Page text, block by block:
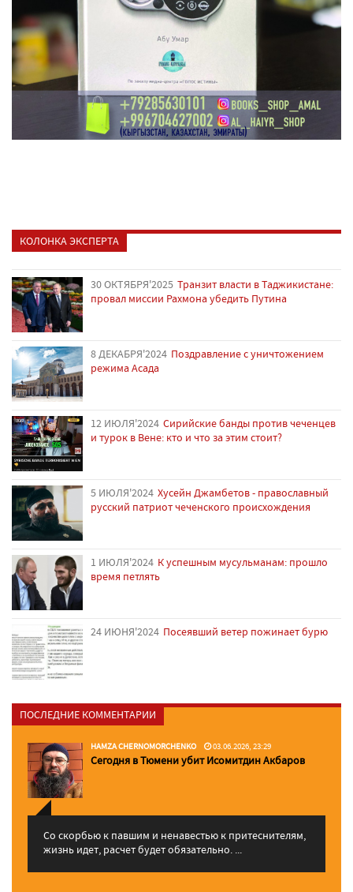
КОЛОНКА ЭКСПЕРТА
30 ОКТЯБРЯ'2025 Транзит власти в Таджикистане:
провал миссии Рахмона убедить Путина
8 ДЕКАБРЯ'2024 Поздравление с уничтожением
режима Асада
12 ИЮЛЯ'2024 Сирийские банды против чеченцев
и турок в Вене: кто и что за этим стоит?
5 ИЮЛЯ'2024 Хусейн Джамбетов - православный
русский патриот чеченского происхождения
1 ИЮЛЯ'2024 К успешным мусульманам: прошло
время петлять
24 ИЮНЯ'2024 Посеявший ветер пожинает бурю
ПОСЛЕДНИЕ КОММЕНТАРИИ
HAMZA CHERNOMORCHENKO 03.06.2026, 23:29
Сегодня в Тюмени убит Исомитдин Акбаров
Со скорбью к павшим и ненавестью к притеснителям,
жизнь идет, расчет будет обязательно. ...